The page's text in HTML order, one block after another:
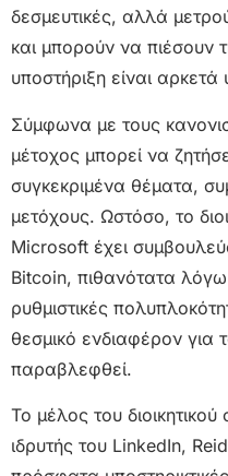
δεσμευτικές, αλλά
και μπορούν να πιέσουν
υποστήριξη είναι
Σύμφωνα με τους
μέτοχος μπορεί να
συγκεκριμένα θέματα,
μετόχους. Ωστόσο, το
Microsoft έχει
Bitcoin, πιθανότατα
ρυθμιστικές
θεσμικό ενδιαφέρον για
παραβλεφθεί.
Το μέλος του
ιδρυτής του LinkedIn,